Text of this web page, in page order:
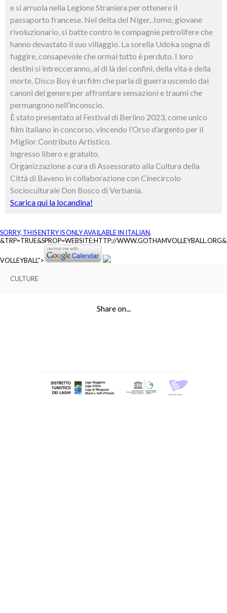
e si arruola nella Legione Straniera per ottenere il
passaporto francese. Nel delta del Niger, Jomo, giovane
rivoluzionario, si batte contro le compagnie petrolifere che
hanno devastato il suo villaggio. La sorella Udoka sogna di
fuggire, consapevole che ormai tutto è perduto. I loro
destini si intrecceranno, al di là dei confini, della vita e della
morte. Disco Boy è un film che parla di guerra uscendo dai
canoni del genere per affrontare sensazioni e traumi che
permangono nell’inconscio.
È stato presentato al Festival di Berlino 2023, come unico
film italiano in concorso, vincendo l’Orso d’argento per il
Miglior Contributo Artistico.
Ingresso libero e gratuito.
Organizzazione a cura di Assessorato alla Cultura della
Città di Baveno in collaborazione con Cinecircolo
Socioculturale Don Bosco di Verbania.
Scarica qui la locandina!
SORRY, THIS ENTRY IS ONLY AVAILABLE IN ITALIAN.
&TRP=TRUE&SPROP=WEBSITE:HTTP://
VOLLEYBALL">
CULTURE
Share on...